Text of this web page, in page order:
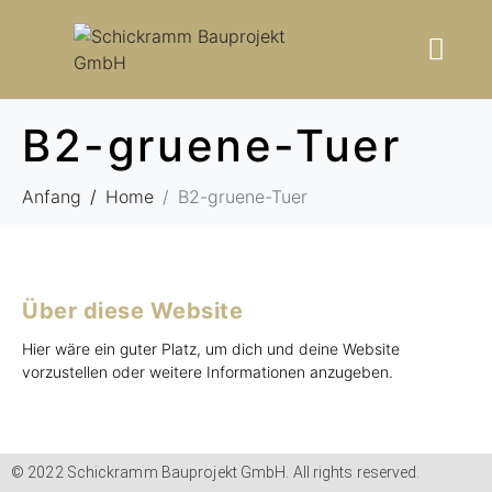
B2-gruene-Tuer
Anfang Home B2-gruene-Tuer
Über diese Website
Hier wäre ein guter Platz, um dich und deine Website
vorzustellen oder weitere Informationen anzugeben.
© 2022 Schickramm Bauprojekt GmbH. All rights reserved.